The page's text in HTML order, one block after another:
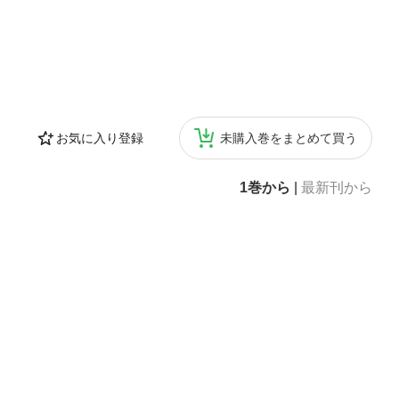
お気に入り登録 未購入巻をまとめて買う
1巻から 最新刊から